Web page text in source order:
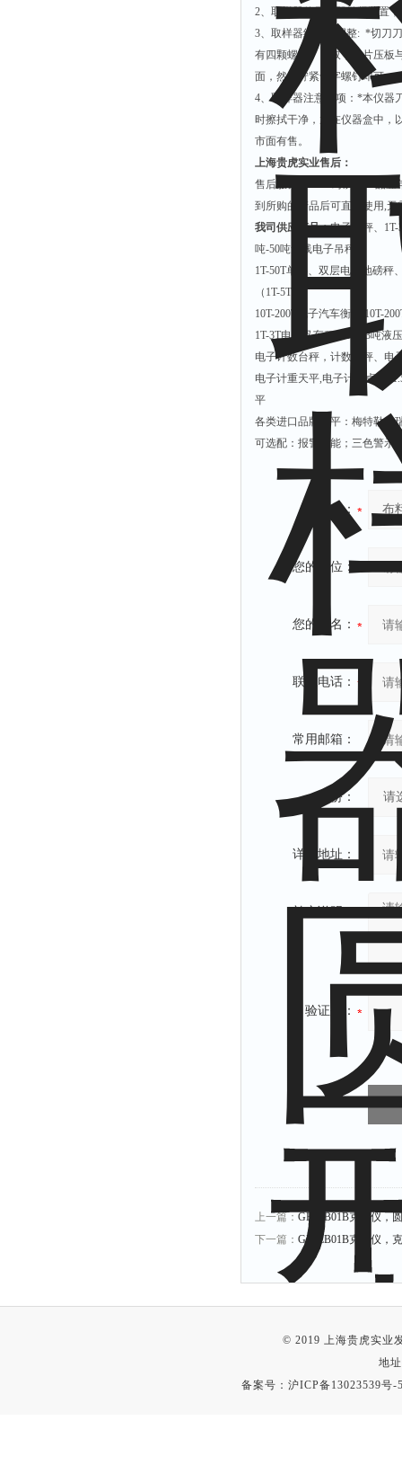
2、取样器使用后即锁紧装置
3、取样器结构与调整: *切刀
有四颗螺钉），取下刀片压板
面，然后拧紧十字螺钉即可。
4、取样器注意事项：*本仪器
时擦拭干净，放在仪器盒中，
市面有售。
上海贵虎实业售后：
售后服务Service:对所售产品
到所购的产品后可直接使用,
我司供应产品：电子吊秤、
吨-50吨无线电子吊秤
1T-50T单层、双层电子地磅秤
（1T-5T）
10T-200T
电子汽车衡、 10T-
1T-3T电子叉车秤、1吨-3吨液
电子计数台秤，计数磅秤、电
电子计重天平,电子计重桌秤,
平
各类进口品牌天平：梅特勒，
可选配：报警功能；三色警示
产品：
您的单位：
您的姓名：
联系电话：
常用邮箱：
省份：
详细地址：
验证码：
上一篇： GH-ZB01B克重仪，
下一篇： GH-ZB01B克重仪，
© 2019 上海贵虎实业
地
备案号：沪ICP备13023539号-